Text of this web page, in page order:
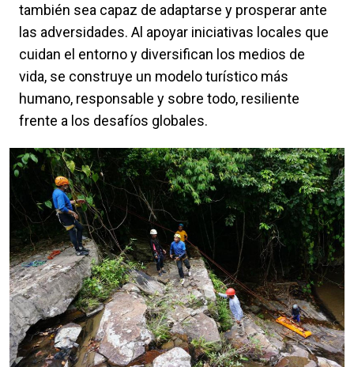
también sea capaz de adaptarse y prosperar ante
las adversidades. Al apoyar iniciativas locales que
cuidan el entorno y diversifican los medios de
vida, se construye un modelo turístico más
humano, responsable y sobre todo, resiliente
frente a los desafíos globales.